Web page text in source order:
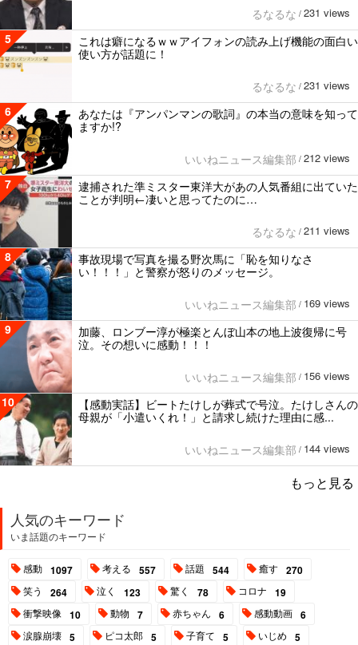
るなるな / 231 views
5
これは癖になるｗｗアイフォンの読み上げ機能の面白い
使い方が話題に！
るなるな / 231 views
6
あなたは『アンパンマンの歌詞』の本当の意味を知って
ますか!?
いいねニュース編集部 / 212 views
7
逮捕された準ミスター東洋大があの人気番組に出ていた
ことが判明←凄いと思ってたのに…
るなるな / 211 views
8
事故現場で写真を撮る野次馬に「恥を知りなさ
い！！！」と警察が怒りのメッセージ。
いいねニュース編集部 / 169 views
9
加藤、ロンブー淳が極楽とんぼ山本の地上波復帰に号
泣。その想いに感動！！！
いいねニュース編集部 / 156 views
10
【感動実話】ビートたけしが葬式で号泣。たけしさんの
母親が「小遣いくれ！」と請求し続けた理由に感...
いいねニュース編集部 / 144 views
もっと見る
人気のキーワード
いま話題のキーワード
感動 1097 考える 557 話題 544 癒す 270
笑う 264 泣く 123 驚く 78 コロナ 19
衝撃映像 10 動物 7 赤ちゃん 6 感動動画 6
涙腺崩壊 5 ピコ太郎 5 子育て 5 いじめ 5